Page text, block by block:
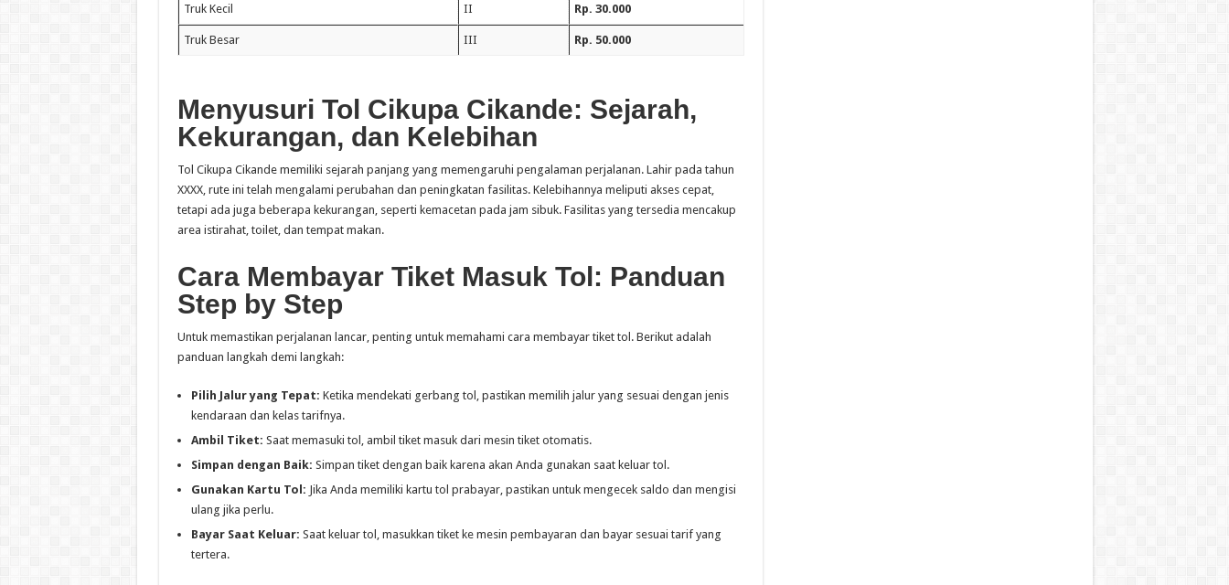
Truk Kecil II Rp. 30.000
Truk Besar III Rp. 50.000
Menyusuri Tol Cikupa Cikande: Sejarah,
Kekurangan, dan Kelebihan
Tol Cikupa Cikande memiliki sejarah panjang yang memengaruhi pengalaman perjalanan. Lahir pada tahun
XXXX, rute ini telah mengalami perubahan dan peningkatan fasilitas. Kelebihannya meliputi akses cepat,
tetapi ada juga beberapa kekurangan, seperti kemacetan pada jam sibuk. Fasilitas yang tersedia mencakup
area istirahat, toilet, dan tempat makan.
Cara Membayar Tiket Masuk Tol: Panduan
Step by Step
Untuk memastikan perjalanan lancar, penting untuk memahami cara membayar tiket tol. Berikut adalah
panduan langkah demi langkah:
Pilih Jalur yang Tepat: Ketika mendekati gerbang tol, pastikan memilih jalur yang sesuai dengan jenis
kendaraan dan kelas tarifnya.
Ambil Tiket: Saat memasuki tol, ambil tiket masuk dari mesin tiket otomatis.
Simpan dengan Baik: Simpan tiket dengan baik karena akan Anda gunakan saat keluar tol.
Gunakan Kartu Tol: Jika Anda memiliki kartu tol prabayar, pastikan untuk mengecek saldo dan mengisi
ulang jika perlu.
Bayar Saat Keluar: Saat keluar tol, masukkan tiket ke mesin pembayaran dan bayar sesuai tarif yang
tertera.